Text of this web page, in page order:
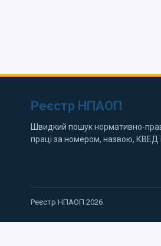
Реєстр НПАОП
Швидкий пошук нормативно-
праці за номером, назвою, КВЕД
Реєстр НПАОП 2026